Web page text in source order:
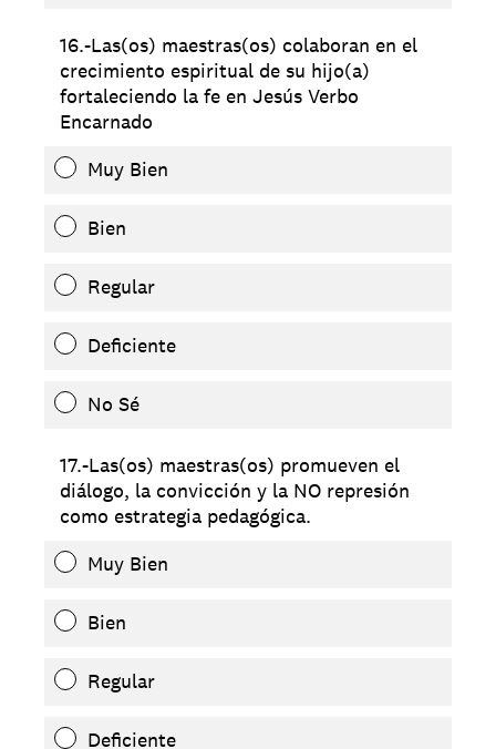
16.-Las(os) maestras(os) colaboran en el
crecimiento espiritual de su hijo(a)
fortaleciendo la fe en Jesús Verbo
Encarnado
Muy Bien
Bien
Regular
Deficiente
No Sé
17.-Las(os) maestras(os) promueven el
diálogo, la convicción y la NO represión
como estrategia pedagógica.
Muy Bien
Bien
Regular
Deficiente